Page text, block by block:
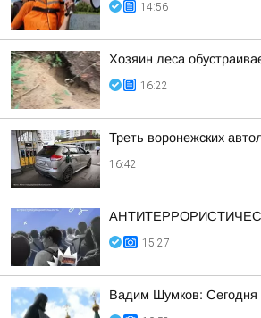
14:56
Хозяин леса
16:22
Треть воронежских
16:42
15:27
Вадим Шумков: Сегодня